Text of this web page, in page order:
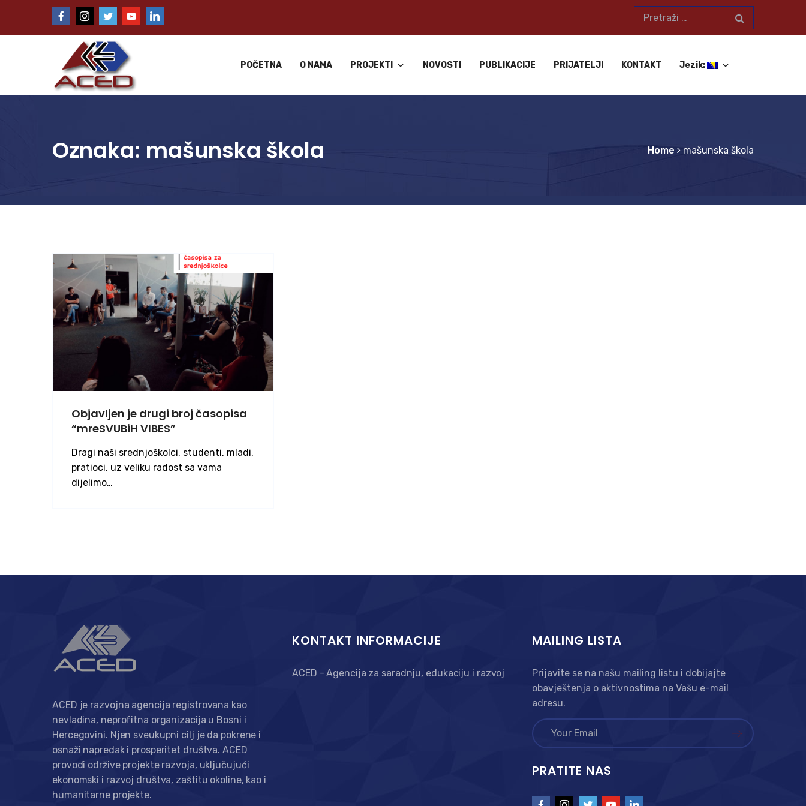
POČETNA O NAMA PROJEKTI NOVOSTI PUBLIKACIJE PRIJATELJI KONTAKT Jezik:
Oznaka: mašunska škola Home mašunska škola
Objavljen je drugi broj časopisa
“mreSVUBiH VIBES”
Dragi naši srednjoškolci, studenti, mladi,
pratioci, uz veliku radost sa vama
dijelimo…
ACED je razvojna agencija registrovana kao
nevladina, neprofitna organizacija u Bosni i
Hercegovini. Njen sveukupni cilj je da pokrene i
osnaži napredak i prosperitet društva. ACED
provodi održive projekte razvoja, uključujući
ekonomski i razvoj društva, zaštitu okoline, kao i
humanitarne projekte.
KONTAKT INFORMACIJE
ACED - Agencija za saradnju, edukaciju i razvoj
MAILING LISTA
Prijavite se na našu mailing listu i dobijajte
obavještenja o aktivnostima na Vašu e-mail
adresu.
PRATITE NAS